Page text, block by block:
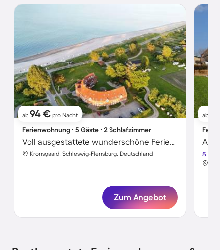
ab 94 € pro Nacht
Ferienwohnung ∙ 5 Gäste ∙ 2 Schlafzimmer
Voll ausgestattete wunderschöne Ferienwohnung mit Garten, Sauna und Terrasse | Meerblick | Neben dem Strand
Kronsgaard, Schleswig-Flensburg, Deutschland
Zum Angebot
ab
5.0